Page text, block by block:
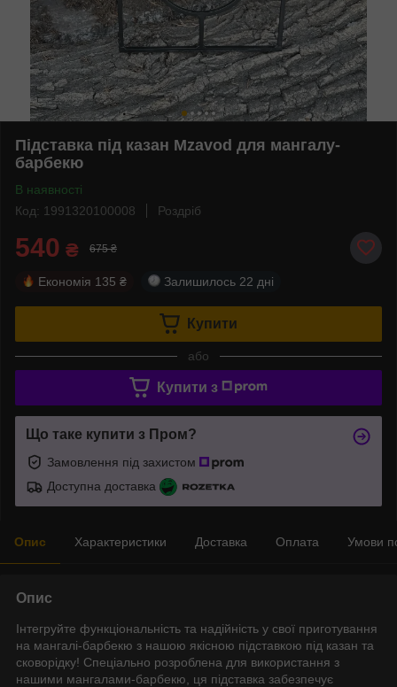
Підставка під казан Mzavod для мангалу-
барбекю
В наявності
Код: 1991320100008
Роздріб
540 ₴ 675 ₴
Економія 135 ₴ Залишилось 22 дні
Купити
або
Купити з
Що таке купити з Пром?
Замовлення під захистом
Доступна доставка
Опис Характеристики Доставка Оплата Умови
Опис
Інтегруйте функціональність та надійність у свої приготування
на мангалі-барбекю з нашою якісною підставкою під казан та
сковорідку! Спеціально розроблена для використання з
нашими мангалами-барбекю, ця підставка забезпечує